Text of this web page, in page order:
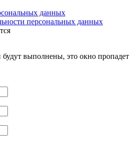
данных
персональных данных
будут выполнены, это окно пропадет